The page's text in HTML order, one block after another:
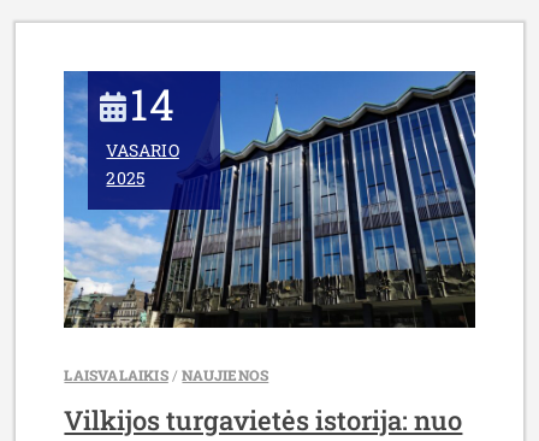
14
VASARIO
2025
LAISVALAIKIS/NAUJIENOS
Vilkijos turgavietės istorija: nuo